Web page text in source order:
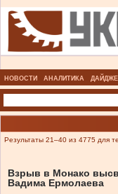
НОВОСТИ АНАЛИТИКА
Результаты 21–40 из 4775 для
Взрыв в Монако
Вадима Ермолаева